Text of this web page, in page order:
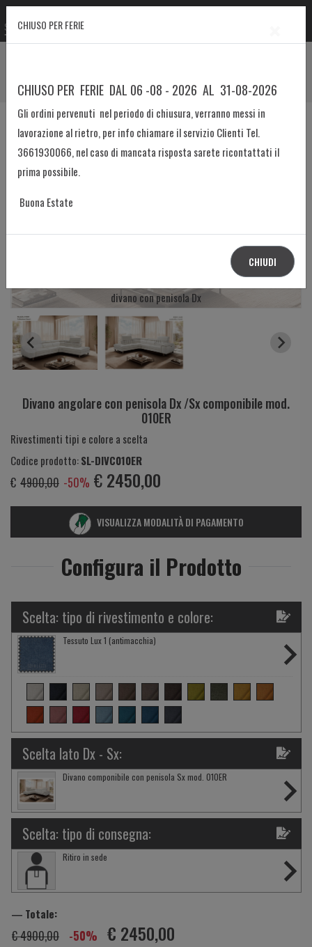
Divano angolare con penisola Dx /Sx componibile mod. 010ER
divano con penisola Dx
Divano angolare con penisola Dx /Sx componibile mod.
010ER
Rivestimenti tipi e colore a scelta
Codice prodotto:SL-DIVC010ER
€ 4900,00 -50% €2450,00
VISUALIZZA MODALITÀ DI PAGAMENTO
Configura il Prodotto
Scelta: tipo di rivestimento e colore:
Tessuto Lux 1 (antimacchia)
Scelta lato Dx - Sx:
Divano componibile con penisola Sx mod. 010ER
Scelta: tipo di consegna:
Ritiro in sede
― Totale:
€ 4900,00 -50% € 2450,00
CHIUSO PER FERIE
CHIUSO PER FERIE DAL 06 -08 - 2026 AL 31-08-2026
Gli ordini pervenuti nel periodo di chiusura, verranno messi in
lavorazione al rietro, per info chiamare il servizio Clienti Tel.
3661930066, nel caso di mancata risposta sarete ricontattati il
prima possibile.
Buona Estate
CHIUDI